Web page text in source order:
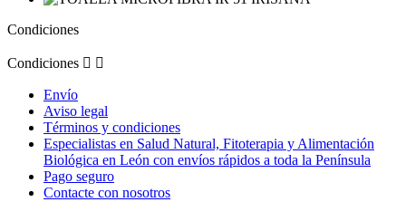
Condiciones
Condiciones  
Envío
Aviso legal
Términos y condiciones
Especialistas en Salud Natural, Fitoterapia y Alimentación
Biológica en León con envíos rápidos a toda la Península
Pago seguro
Contacte con nosotros